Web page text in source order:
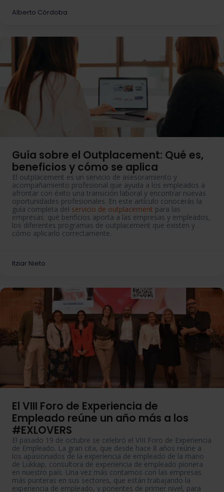
Alberto Córdoba
Guía sobre el Outplacement: Qué es,
beneficios y cómo se aplica
El outplacement es un servicio de asesoramiento y
acompañamiento profesional que ayuda a los empleados a
afrontar con éxito una transición laboral y encontrar nuevas
oportunidades profesionales. En este artículo conocerás la
guía completa del servicio de outplacement para las
empresas: qué benficios aporta a las empresas y empleados,
los diferentes programas de outplacement que existen y
cómo aplicarlo correctamente.
Itziar Nieto
El VIII Foro de Experiencia de
Empleado reúne un año más a los
#EXLOVERS
El pasado 19 de octubre se celebró el VIII Foro de Experiencia
de Empleado. La gran cita, que desde hace 8 años reúne a
los apasionados de la experiencia de empleado de la mano
de Lukkap, consultora de experiencia de empleado pionera
en nuestro país. Una vez más contamos con las empresas
más punteras en sus sectores, que están trabajando la
experiencia de empleado, y ponentes de primer nivel, para